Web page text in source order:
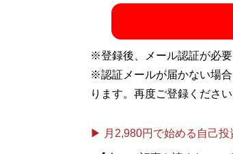
ャンブル遊びについて情報
記事一覧へ
※登録後、メール認証が必
※認証メールが届かない場
ります。再度ご登録ください
▶ 月2,980円で始める自己投